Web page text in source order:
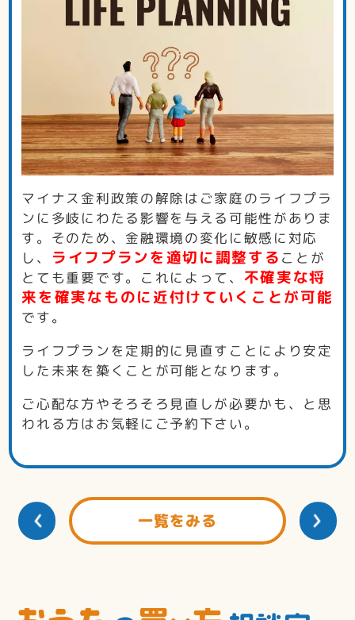
マイナス金利政策の解除はご家庭のライフプラ
ンに多岐にわたる影響を与える可能性がありま
す。そのため、金融環境の変化に敏感に対応
し、 ライフプランを適切に調整する ことが
とても重要です。これによって、 不確実な将
来を確実なものに近付けていくことが可能
です。
ライフプランを定期的に見直すことにより安定
した未来を築くことが可能となります。
ご心配な方やそろそろ見直しが必要かも、と思
われる方はお気軽にご予約下さい。
一覧をみる